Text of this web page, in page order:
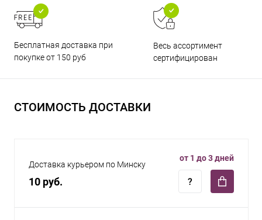
Бесплатная доставка при
покупке от 150 руб
Весь ассортимент
сертифицирован
СТОИМОСТЬ ДОСТАВКИ
Доставка курьером по Минску
10 руб.
от 1 до 3 дней